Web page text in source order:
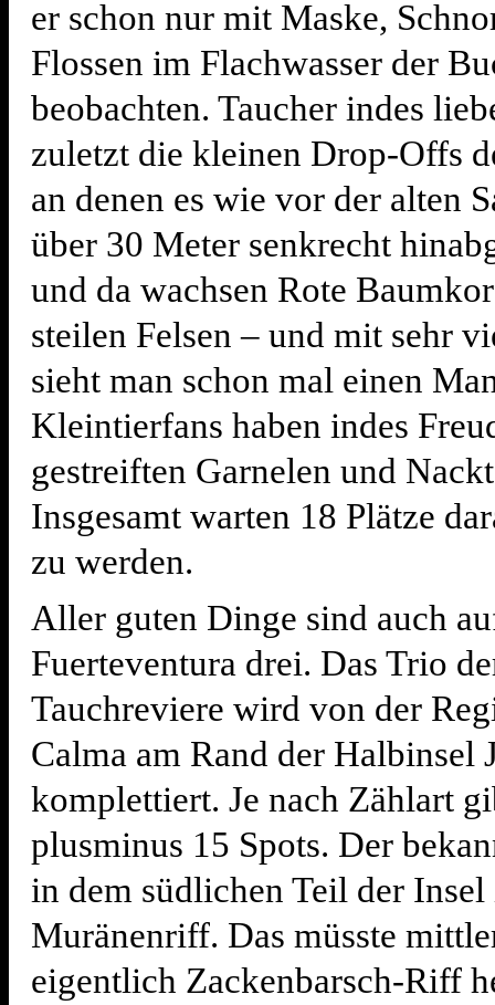
er schon nur mit Maske,
Flossen im Flachwasser der
beobachten. Taucher indes
zuletzt die kleinen Drop-Offs
an denen es wie vor der alten
über 30 Meter senkrecht
und da wachsen Rote
steilen Felsen – und mit sehr
sieht man schon mal einen
Kleintierfans haben indes
gestreiften Garnelen und
Insgesamt warten 18 Plätze
zu werden.
Aller guten Dinge sind auch
Fuerteventura drei. Das Trio
Tauchreviere wird von der
Calma am Rand der Halbinsel
komplettiert. Je nach Zählart
plusminus 15 Spots. Der
in dem südlichen Teil der Insel
Muränenriff. Das müsste
eigentlich Zackenbarsch-Riff